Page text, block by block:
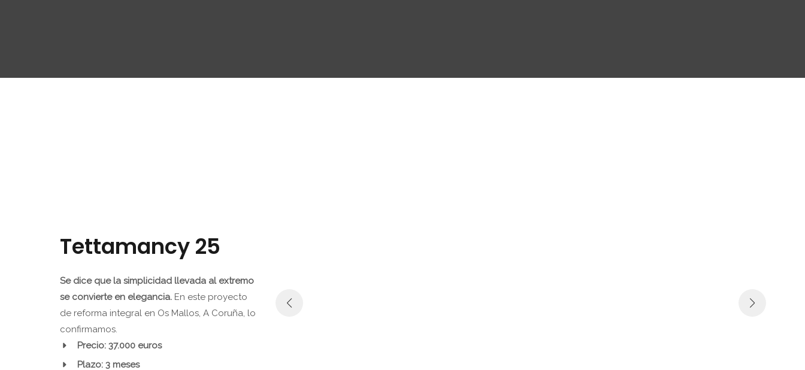
Tettamancy 25
Se dice que la simplicidad llevada al extremo
se convierte en elegancia. En este proyecto
de reforma integral en Os Mallos, A Coruña, lo
confirmamos.
Precio: 37.000 euros
Plazo: 3 meses